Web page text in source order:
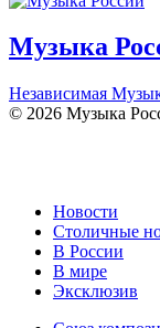
Музыка
Независимая
© 2026 Музыка
Новости
Столичные
В России
В мире
Эксклюзив